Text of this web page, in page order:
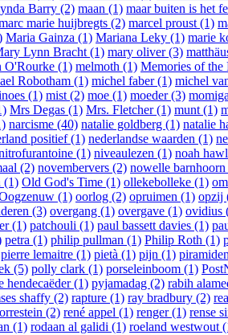
Barry (2) maan (1) maar buiten is het
marie huijbregts (2) marcel proust (1)
Maria Gainza (1) Mariana Leky (1) marie
Lynn Bracht (1) mary oliver (3)
O'Rourke (1) melmoth (1) Memories of the
Robotham (1) michel faber (1) michel
(1) mist (2) moe (1) moeder (3)
Mrs Degas (1) Mrs. Fletcher (1) munt (1)
narcisme (40) natalie goldberg (1) natalie
positief (1) nederlandse waarden (1)
(1) niveaulezen (1) noah
(2) novembervers (2) nowelle
(1) Old God's Time (1) ollekebolleke (1)
(1) oorlog (2) opruimen (1) opzij
(3) overgang (1) overgave (1) ovidius
(1) patchouli (1) paul bassett davies (1)
petra (1) philip pullman (1) Philip Roth (1)
pierre lemaitre (1) pietà (1) pijn (1)
(5) polly clark (1) porseleinboom (1)
hendecaëder (1) pyjamadag (2) rabih
shaffy (2) rapture (1) ray bradbury (2)
(2) rené appel (1) renger (1) rense
(1) rodaan al galidi (1) roeland westwout